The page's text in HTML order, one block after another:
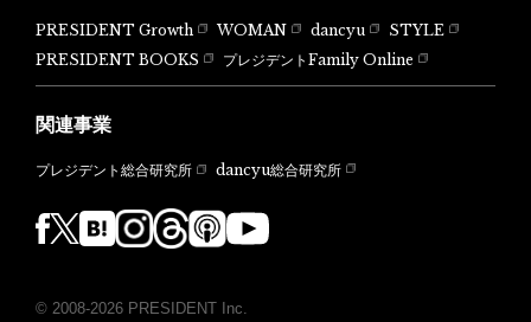
PRESIDENT Growth WOMAN dancyu
STYLE
PRESIDENT BOOKS
プレジデントFamily Online
関連事業
プレジデント総合研究所 dancyu総合研究所
© 2008-2026 PRESIDENT Inc.